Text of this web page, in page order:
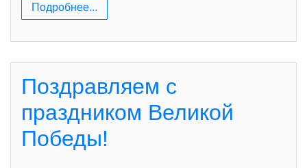
Подробнее...
Поздравляем с
праздником Великой
Победы!